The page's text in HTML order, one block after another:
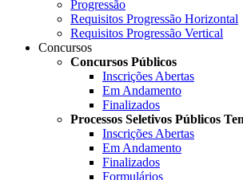
Progressão
Requisitos Progressão Horizontal
Requisitos Progressão Vertical
Concursos
Concursos Públicos
Inscrições Abertas
Em Andamento
Finalizados
Processos Seletivos Públicos
Inscrições Abertas
Em Andamento
Finalizados
Formulários